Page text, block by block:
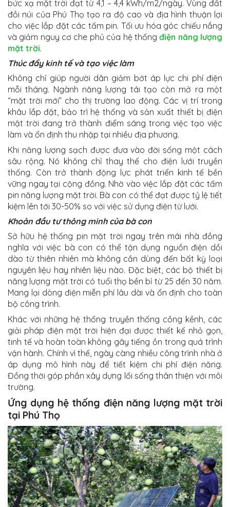
bức xạ mặt trời đạt từ 4,1 – 4,4 kWh/m2/ngày. Vùng đất
đồi núi của Phú Thọ tạo ra độ cao và địa hình thuận lợi
cho việc lắp đặt các tấm pin. Tối ưu hóa góc chiếu nắng
và giảm nguy cơ che phủ của hệ thốngđiện năng lượng
mặt trời.
Thúc đẩy kinh tế và tạo việc làm
Không chỉ giúp người dân giảm bớt áp lực chi phí điện
mỗi tháng. Ngành năng lượng tái tạo còn mở ra một
“mặt trời mới” cho thị trường lao động. Các vị trí trong
khâu lắp đặt, bảo trì hệ thống và sản xuất thiết bị điện
mặt trời đang trở thành điểm sáng trong việc tạo việc
làm và ổn định thu nhập tại nhiều địa phương.
Khi năng lượng sạch được đưa vào đời sống một cách
sâu rộng. Nó không chỉ thay thế cho điện lưới truyền
thống. Còn trở thành động lực phát triển kinh tế bền
vững ngay tại cộng đồng. Nhờ vào việc lắp đặt các tấm
pin năng lượng mặt trời. Bà con có thể đạt được tỷ lệ tiết
kiệm lên tới 30-50% so với việc sử dụng điện từ lưới.
Khoản đầu tư thông minh của bà con
Sở hữu hệ thống pin mặt trời ngay trên mái nhà đồng
nghĩa với việc bà con có thể tận dụng nguồn điện dồi
dào từ thiên nhiên mà không cần dùng đến bất kỳ loại
nguyên liệu hay nhiên liệu nào. Đặc biệt, các bộ thiết bị
năng lượng mặt trời có tuổi thọ bền bỉ từ 25 đến 30 năm.
Mang lại dòng điện miễn phí lâu dài và ổn định cho toàn
bộ công trình.
Khác với những hệ thống truyền thống cồng kềnh, các
giải pháp điện mặt trời hiện đại được thiết kế nhỏ gọn,
tinh tế và hoàn toàn không gây tiếng ồn trong quá trình
vận hành. Chính vì thế, ngày càng nhiều công trình nhà ở
áp dụng mô hình này để tiết kiệm chi phí điện năng.
Đồng thời góp phần xây dựng lối sống thân thiện với môi
trường.
Ứng dụng hệ thống điện năng lượng mặt trời
tại Phú Thọ